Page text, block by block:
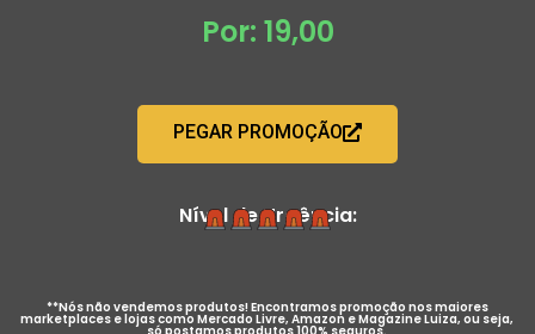
Por: 19,00
PEGAR PROMOÇÃO
Nível de Urgência:
**Nós não vendemos produtos! Encontramos promoção nos maiores
marketplaces e lojas como Mercado Livre, Amazon e Magazine Luiza, ou seja,